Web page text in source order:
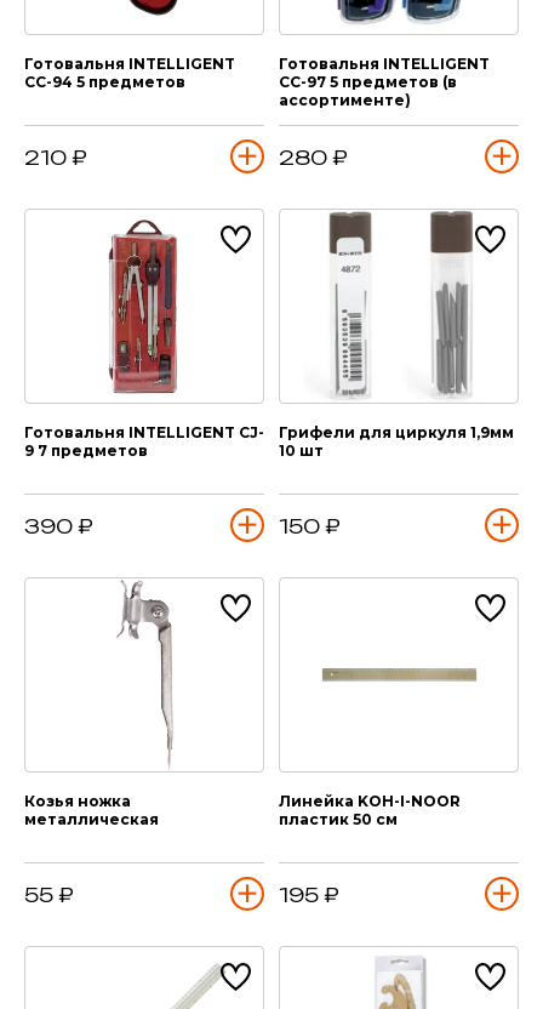
Готовальня INTELLIGENT
CC-94 5 предметов
210 ₽
Готовальня INTELLIGENT
CC-97 5 предметов (в
ассортименте)
280 ₽
Готовальня INTELLIGENT CJ-
9 7 предметов
390 ₽
Грифели для циркуля 1,9мм
10 шт
150 ₽
Козья ножка
металлическая
55 ₽
Линейка KOH-I-NOOR
пластик 50 см
195 ₽